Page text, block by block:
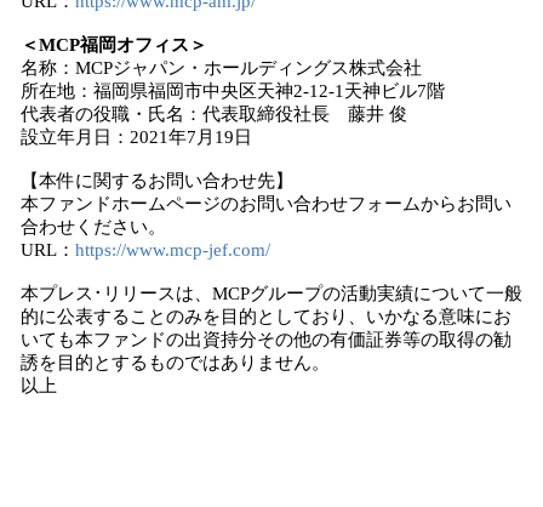
＜MCP福岡オフィス＞
名称：MCPジャパン・ホールディングス株式会社
所在地：福岡県福岡市中央区天神2-12-1天神ビル7階
代表者の役職・氏名：代表取締役社長 藤井 俊
設立年月日：2021年7月19日
【本件に関するお問い合わせ先】
本ファンドホームページのお問い合わせフォームからお問い
合わせください。
URL： https://www.mcp-jef.com/
本プレス･リリースは、MCPグループの活動実績について一般
的に公表することのみを目的としており、いかなる意味にお
いても本ファンドの出資持分その他の有価証券等の取得の勧
誘を目的とするものではありません。
以上